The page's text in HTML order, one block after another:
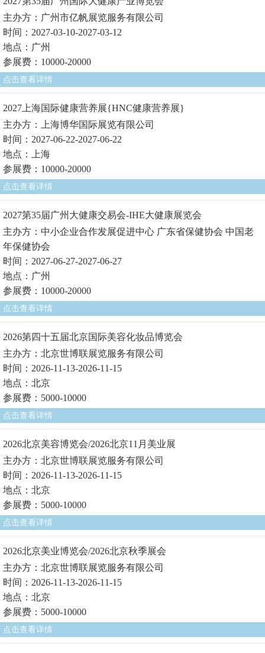
主办方：广州市亿帆展览服务有限公司
时间：2027-03-10-2027-03-12
地点：广州
参展费：10000-20000
点击查看详情
2027上海国际健康营养展{HNC健康营养展}
主办方：上海博华国际展览有限公司
时间：2027-06-22-2027-06-22
地点：上海
参展费：10000-20000
点击查看详情
2027第35届广州大健康交易会-IHE大健康展览会
主办方：中小企业合作发展促进中心 广东省保健协会 中国老
年保健协会
时间：2027-06-27-2027-06-27
地点：广州
参展费：10000-20000
点击查看详情
2026第四十五届北京国际美容化妆品博览会
主办方：北京世博联展览服务有限公司
时间：2026-11-13-2026-11-15
地点：北京
参展费：5000-10000
点击查看详情
2026北京美容博览会/2026北京11月美业展
主办方：北京世博联展览服务有限公司
时间：2026-11-13-2026-11-15
地点：北京
参展费：5000-10000
点击查看详情
2026北京美业博览会/2026北京秋季展会
主办方：北京世博联展览服务有限公司
时间：2026-11-13-2026-11-15
地点：北京
参展费：5000-10000
点击查看详情